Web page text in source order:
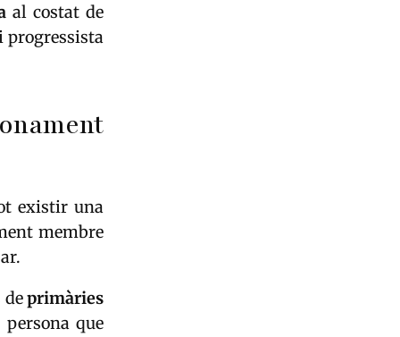
al costat de
progressista
existir una
membre
deprimàries
que